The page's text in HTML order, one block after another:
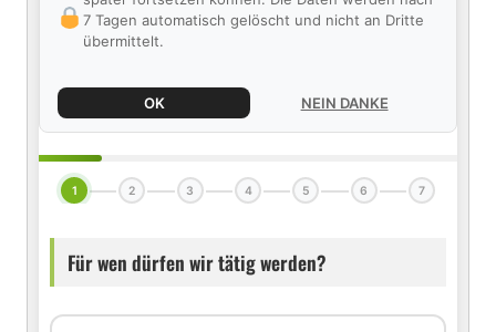
7 Tagen automatisch gelöscht und nicht an Dritte
übermittelt.
OK NEIN DANKE
1 2 3 4 5 6 7
Für wen dürfen wir tätig werden?